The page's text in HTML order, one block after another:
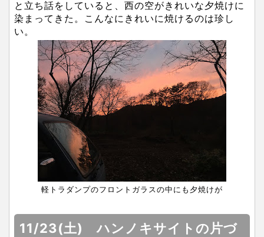
と立ち話をしていると、西の空がきれいな夕焼けに
染まってきた。こんなにきれいに焼けるのは珍し
い。
軽トラダンプのフロントガラスの中にも夕焼けが
11/23(土) ハンノキサイトの片づ